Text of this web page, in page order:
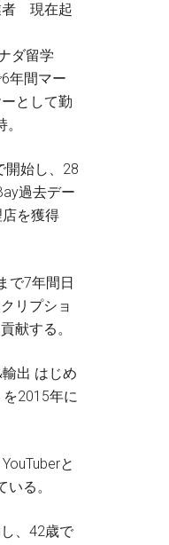
者 現在起
ダ留学
年間マー
として勤
開始し、28
過去デー
を獲得
で7年間日
リプショ
献する。
出 はじめ
を2015年に
と
る。
、42歳で